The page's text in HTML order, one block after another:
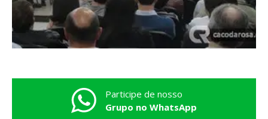
Participe de nosso
Grupo no WhatsApp